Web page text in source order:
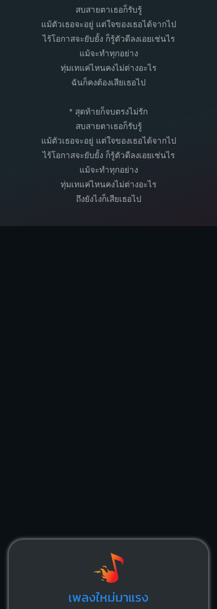
สบสายตาเธอก็รับรู้
แม้ตัวเธอจะอยู่ แต่ใจของเธอได้จากไป
ไร้โอกาสจะยับยั้ง ก็รู้ตัวดีลงเอยเช่นไร
แม้จะทำทุกอย่าง
ทุ่มเทแค่ไหนคงไม่ต่างอะไร
ฉันก็คงต้องเสียเธอไป
* สุดท้ายก็จบตรงไม่รัก
สบสายตาเธอก็รับรู้
แม้ตัวเธอจะอยู่ แต่ใจของเธอได้จากไป
ไร้โอกาสจะยับยั้ง ก็รู้ตัวดีลงเอยเช่นไร
แม้จะทำทุกอย่าง
ทุ่มเทแค่ไหนคงไม่ต่างอะไร
ถึงยังไงก็เสียเธอไป
เพลงใหม่มาแรง